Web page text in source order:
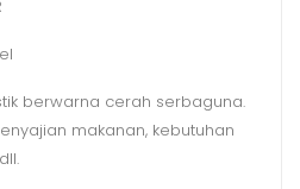
berwarna cerah serbaguna.
makanan, kebutuhan